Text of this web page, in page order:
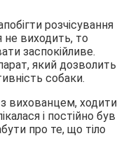
розчісування
не виходить, то
заспокійливе.
який дозволить
собаки.
з вихованцем, ходити
і постійно був
про те, що тіло